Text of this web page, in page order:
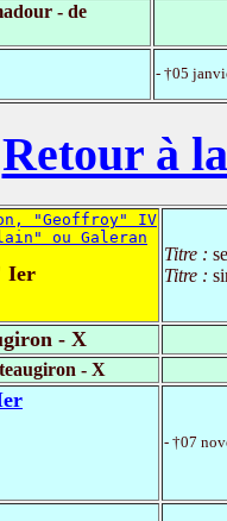
- de
- †05
Retour à
"Geoffroy" IV
ou Galeran
Ier
Titre :
Titre :
- X
- X
- †07